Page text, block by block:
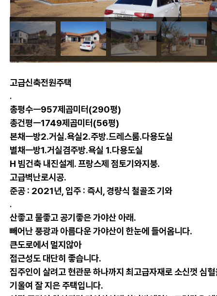
고급신축전원주택
.
총평수ㅡ957제곱미터(290평)
총건평ㅡ1749제곱미터(56평)
본채ㅡ방2.거실.욕실2.주방.드레스룸.다용도실
별채ㅡ방1.거실겸주방.욕실 1.다용도실
H 빔건축 내진설계. 프랑스제 점토기와지붕.
고급벽난로시공.
준공 : 2021년, 입주 : 즉시, 경량식 철골조 기와
.
산좋고 물좋고 공기좋은 가야산 아래.
빼어난 풍광과 아름다운 가야산이 한눈에 들어옵니다.
큰도로에서 멀지않아
접근성도 대단히 좋습니다.
집주인이 살려고 현관문 하나까지 최고급자재로 소신껏 심
기울여 잘 지은 주택입니다.